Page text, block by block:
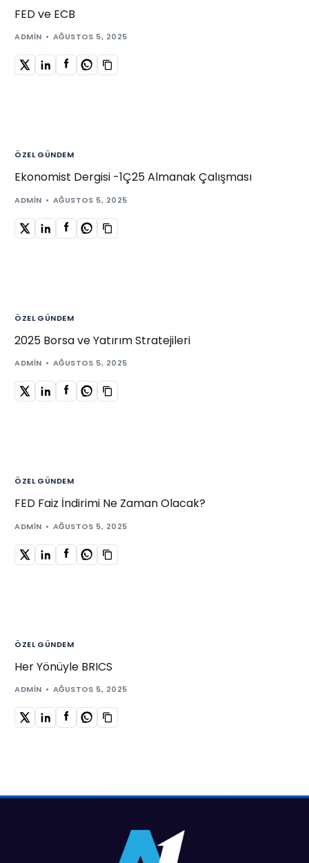
FED ve ECB
ADMIN AĞUSTOS 5, 2025
ÖZEL GÜNDEM
Ekonomist Dergisi -1Ç25 Almanak Çalışması
ADMIN AĞUSTOS 5, 2025
ÖZEL GÜNDEM
2025 Borsa ve Yatırım Stratejileri
ADMIN AĞUSTOS 5, 2025
ÖZEL GÜNDEM
FED Faiz İndirimi Ne Zaman Olacak?
ADMIN AĞUSTOS 5, 2025
ÖZEL GÜNDEM
Her Yönüyle BRICS
ADMIN AĞUSTOS 5, 2025